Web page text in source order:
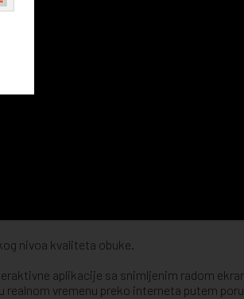
nivoa kvaliteta obuke.
aplikacije sa snimljenim radom
vremenu preko interneta putem